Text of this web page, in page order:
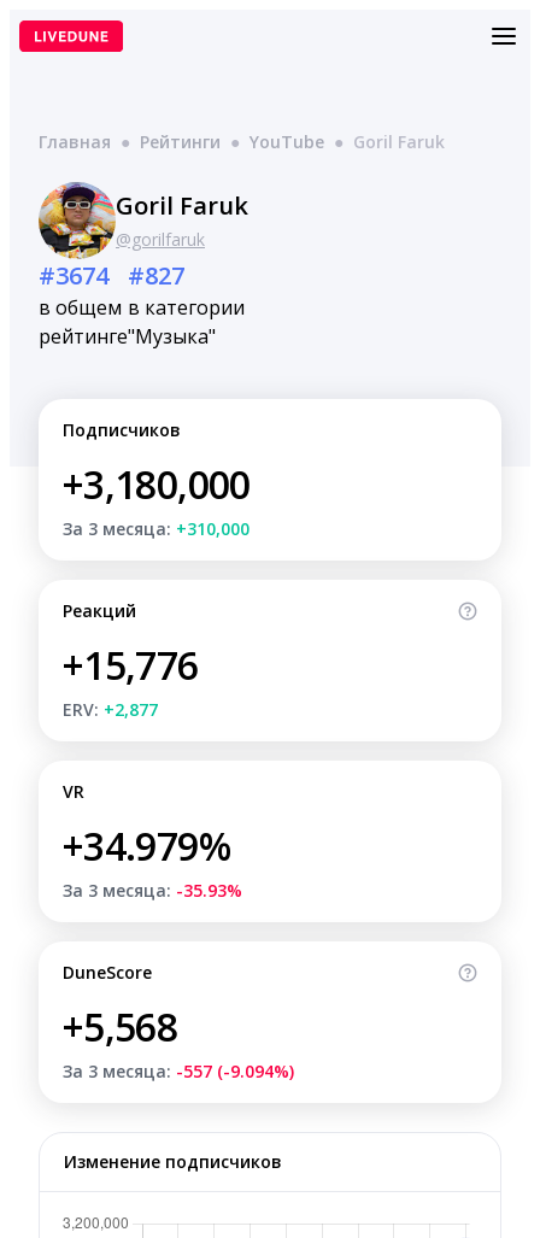
Перейти
Главная ● Рейтинги ● YouTube ● Goril Faruk
Goril Faruk
@gorilfaruk
#3674
в общем
рейтинге
#827
в категории
"Музыка"
Подписчиков
+3,180,000
За 3 месяца: +310,000
Реакций
+15,776
ERV: +2,877
VR
+34.979%
За 3 месяца: -35.93%
DuneScore
+5,568
За 3 месяца: -557 (-9.094%)
Изменение подписчиков